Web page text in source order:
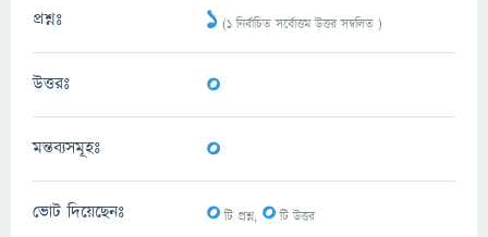
প্রশ্নঃ 1 (1নির্বাচিত সর্বোত্তম উত্তর সম্বলিত )
উত্তরঃ 0
মন্তব্যসমূহঃ 0
ভোট দিয়েছেনঃ 0টি প্রশ্ন, 0টি উত্তর